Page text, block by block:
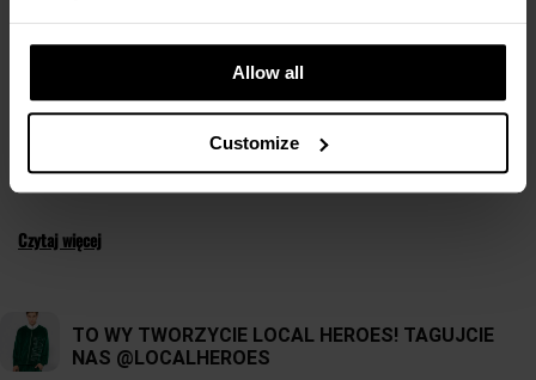
Allow all
Customize
codziennego użytku np.stylowe etui na telefon,breloki do kluczy, a nawetmateriały
do koszykówki, czy oryginalne
Wyrażaj siebie poprzez akcesoria i dodatki od Local Heroes!
Czytaj więcej